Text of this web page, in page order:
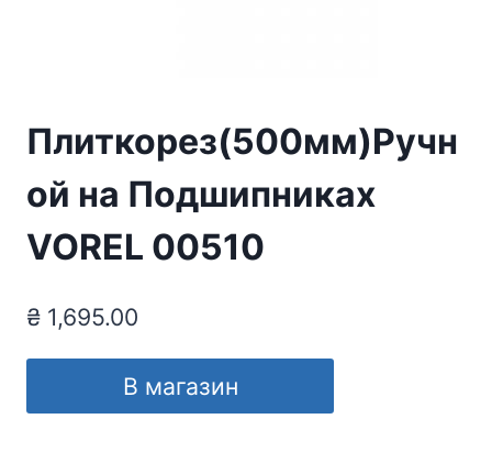
Плиткорез(500мм)Ручн
ой на Подшипниках
VOREL 00510
₴ 1,695.00
В магазин